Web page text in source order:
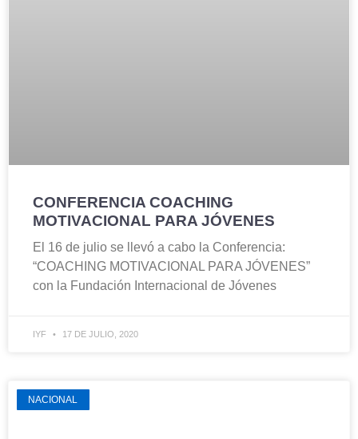
CONFERENCIA COACHING
MOTIVACIONAL PARA JÓVENES
El 16 de julio se llevó a cabo la Conferencia:
“COACHING MOTIVACIONAL PARA JÓVENES”
con la Fundación Internacional de Jóvenes
IYF 17 DE JULIO, 2020
NACIONAL